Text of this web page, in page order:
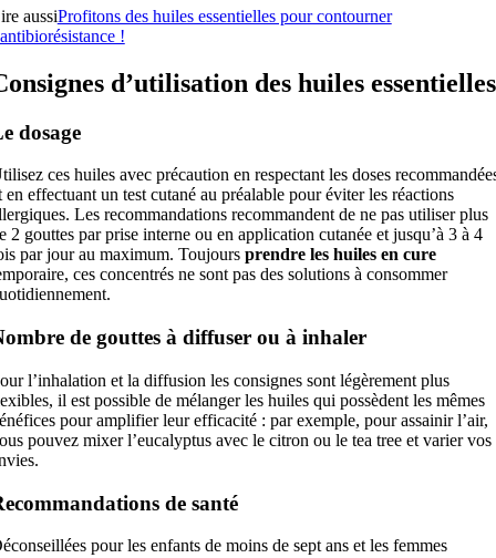
aussiProfitons des huiles essentielles pour contourner
!
d’utilisation des huiles essentielles
dosage
ces huiles avec précaution en respectant les doses
en effectuant un test cutané au préalable pour éviter les réactions
Les recommandations recommandent de ne pas utiliser plus
2 gouttes par prise interne ou en application cutanée et jusqu’à 3 à 4
par jour au maximum. Toujours prendre les huiles en cure
ces concentrés ne sont pas des solutions à consommer
de gouttes à diffuser ou à inhaler
l’inhalation et la diffusion les consignes sont légèrement plus
il est possible de mélanger les huiles qui possèdent les mêmes
pour amplifier leur efficacité : par exemple, pour assainir l’air,
pouvez mixer l’eucalyptus avec le citron ou le tea tree et varier vos
de santé
pour les enfants de moins de sept ans et les femmes